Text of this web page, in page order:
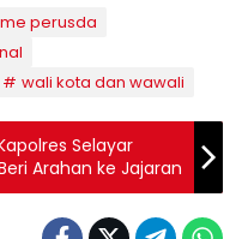
perusda
wali kota dan wawali
Selayar
Arahan ke Jajaran